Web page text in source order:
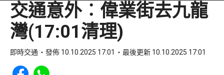
交通意外︰偉業街去九龍
灣(17:01清理)
即時交通 發佈 10.10.2025 17:01 最後更新 10.10.2025 17:01
Share to Facebook
Share to WhatsApp